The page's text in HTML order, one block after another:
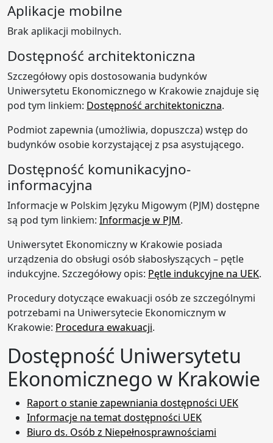
Aplikacje mobilne
Brak aplikacji mobilnych.
Dostępność architektoniczna
Szczegółowy opis dostosowania budynków
Uniwersytetu Ekonomicznego w Krakowie znajduje się
pod tym linkiem: Dostępność architektoniczna.
Podmiot zapewnia (umożliwia, dopuszcza) wstęp do
budynków osobie korzystającej z psa asystującego.
Dostępność komunikacyjno-
informacyjna
Informacje w Polskim Języku Migowym (PJM) dostępne
są pod tym linkiem: Informacje w PJM.
Uniwersytet Ekonomiczny w Krakowie posiada
urządzenia do obsługi osób słabosłyszących – pętle
indukcyjne. Szczegółowy opis: Pętle indukcyjne na UEK.
Procedury dotyczące ewakuacji osób ze szczególnymi
potrzebami na Uniwersytecie Ekonomicznym w
Krakowie: Procedura ewakuacji.
Dostępność Uniwersytetu
Ekonomicznego w Krakowie
Raport o stanie zapewniania dostępności UEK
Informacje na temat dostępności UEK
Biuro ds. Osób z Niepełnosprawnościami